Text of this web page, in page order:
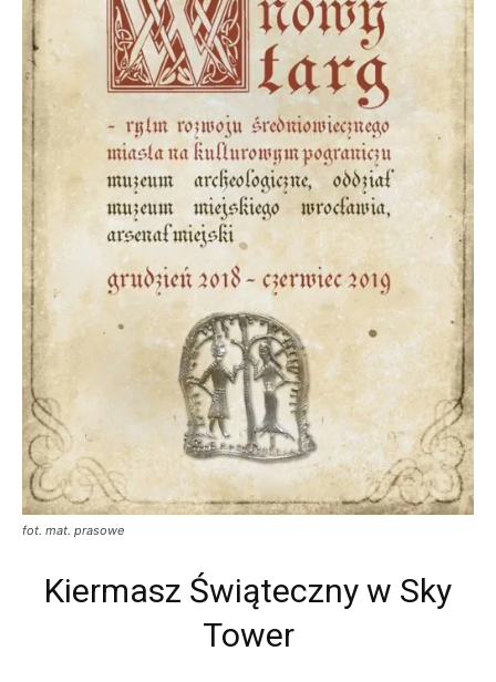
fot. mat. prasowe
Kiermasz Świąteczny w Sky
Tower